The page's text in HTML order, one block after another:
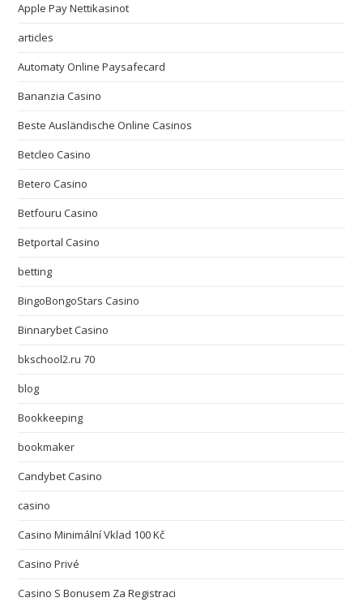
Apple Pay Nettikasinot
articles
Automaty Online Paysafecard
Bananzia Casino
Beste Ausländische Online Casinos
Betcleo Casino
Betero Casino
Betfouru Casino
Betportal Casino
betting
BingoBongoStars Casino
Binnarybet Casino
bkschool2.ru 70
blog
Bookkeeping
bookmaker
Candybet Casino
casino
Casino Minimální Vklad 100 Kč
Casino Privé
Casino S Bonusem Za Registraci